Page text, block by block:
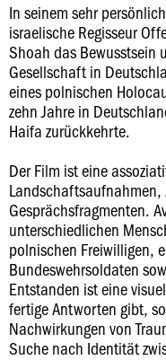
In seinem sehr
israelische Regisseur
Shoah das Bewusstsein
Gesellschaft in
eines polnischen
zehn Jahre in
Haifa zurückkehrte.
Der Film ist eine
Gesprächsfragmenten.
unterschiedlichen
polnischen Freiwilligen,
Bundeswehrsoldaten
Entstanden ist eine
fertige Antworten gibt,
Nachwirkungen von
Suche nach Identität